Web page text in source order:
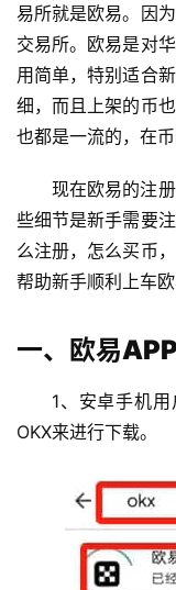
易所就是欧易。因
交易所。欧易是对
用简单，特别适合
细，而且上架的币
也都是一流的，在
现在欧易的注
些细节是新手需要
么注册，怎么买币
帮助新手顺利上车欧
一、欧易
1、安卓手机
OKX来进行下载。